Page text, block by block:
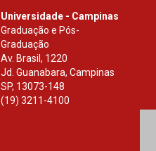
Universidade - Campinas
Graduação e Pós-
Graduação
Av. Brasil, 1220
Jd. Guanabara, Campinas
SP, 13073-148
(19) 3211-4100